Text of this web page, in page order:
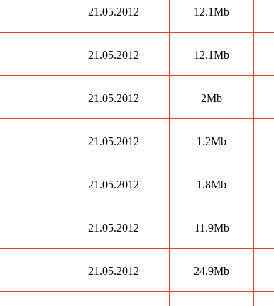
21.05.2012 12.1Mb
21.05.2012 12.1Mb
21.05.2012 2Mb
21.05.2012 1.2Mb
21.05.2012 1.8Mb
21.05.2012 11.9Mb
21.05.2012 24.9Mb